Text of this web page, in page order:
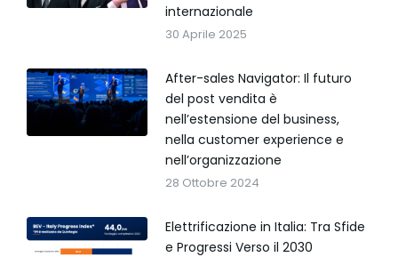
internazionale
30 Aprile 2025
After-sales Navigator: Il futuro
del post vendita è
nell’estensione del business,
nella customer experience e
nell’organizzazione
28 Ottobre 2024
Elettrificazione in Italia: Tra Sfide
e Progressi Verso il 2030